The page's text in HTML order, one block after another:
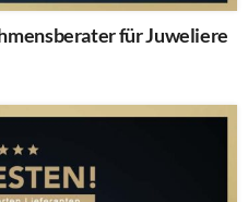
für Juweliere